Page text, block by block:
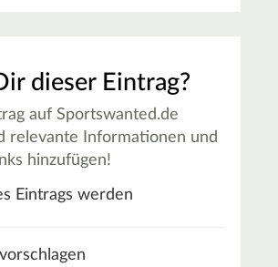
dieser Eintrag?
auf Sportswanted.de
relevante Informationen und
hinzufügen!
Eintrags werden